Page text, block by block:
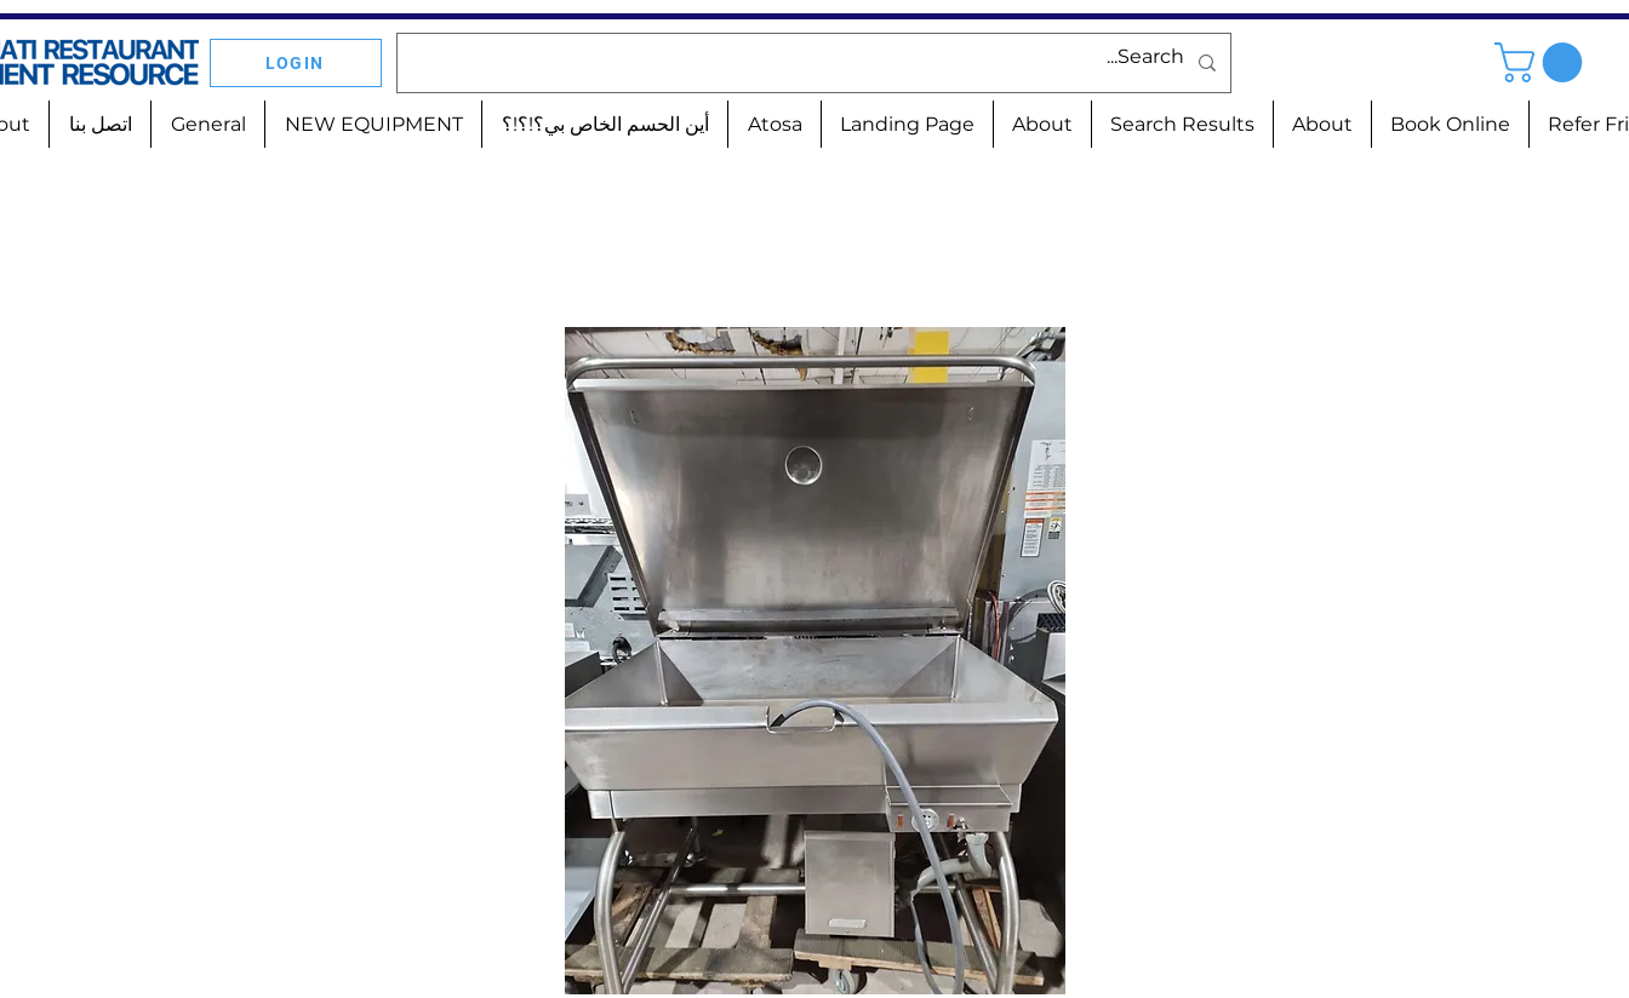
LOGIN
اتصل بنا General NEW EQUIPMENT أين الحسم الخاص بي؟!؟!؟ Atosa Landing Page About Search Results About Book Online Refer